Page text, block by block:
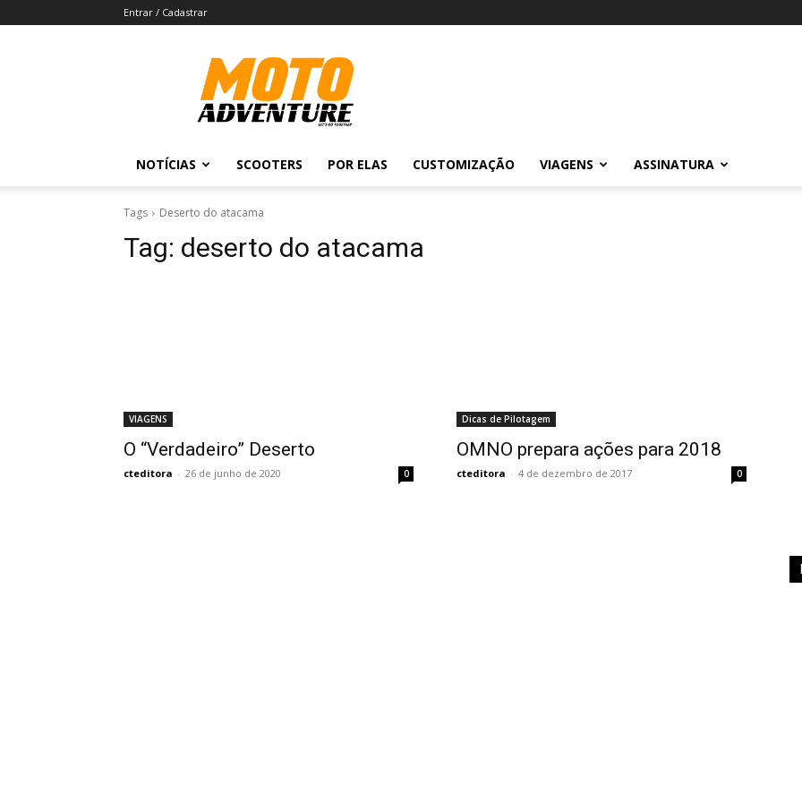
Entrar / Cadastrar
Revista
Moto
Adventure
NOTÍCIAS SCOOTERS POR ELAS CUSTOMIZAÇÃO VIAGENS ASSINATURA
Tags Deserto do atacama
Tag: deserto do atacama
VIAGENS
O “Verdadeiro” Deserto
cteditora - 26 de junho de 2020 0
Dicas de Pilotagem
OMNO prepara ações para 2018
cteditora - 4 de dezembro de 2017 0